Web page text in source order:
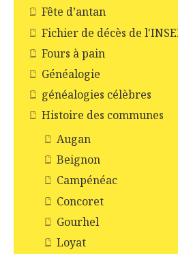
Fête d’antan
Fichier de décès de
Fours à pain
Généalogie
généalogies célèbres
Histoire des communes
Augan
Beignon
Campénéac
Concoret
Gourhel
Loyat